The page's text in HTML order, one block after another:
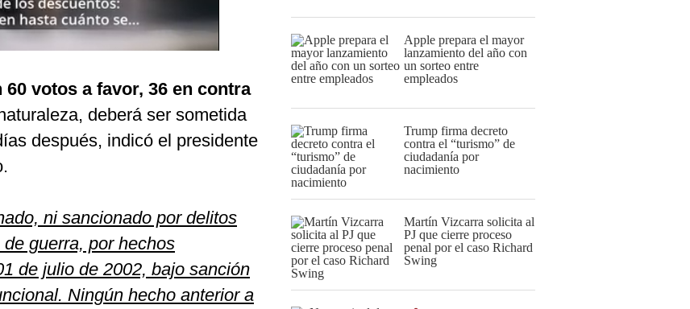
votos a favor, 36 en contra
deberá ser sometida
después, indicó el presidente
ni sancionado por delitos
guerra, por hechos
de julio de 2002, bajo sanción
Ningún hecho anterior a
Apple prepara el mayor
lanzamiento del año con
un sorteo entre
empleados
Trump firma decreto
contra el “turismo” de
ciudadanía por
nacimiento
Martín Vizcarra solicita al
PJ que cierre proceso
penal por el caso Richard
Swing